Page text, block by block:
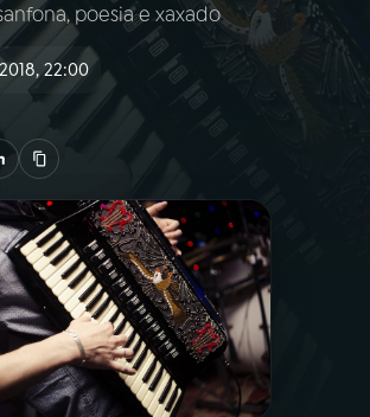
AO VIVO
poesia e xaxado
22:00